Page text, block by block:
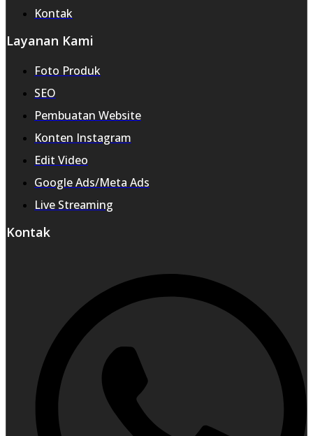
Kontak
Layanan Kami
Foto Produk
SEO
Pembuatan Website
Konten Instagram
Edit Video
Google Ads/Meta Ads
Live Streaming
Kontak